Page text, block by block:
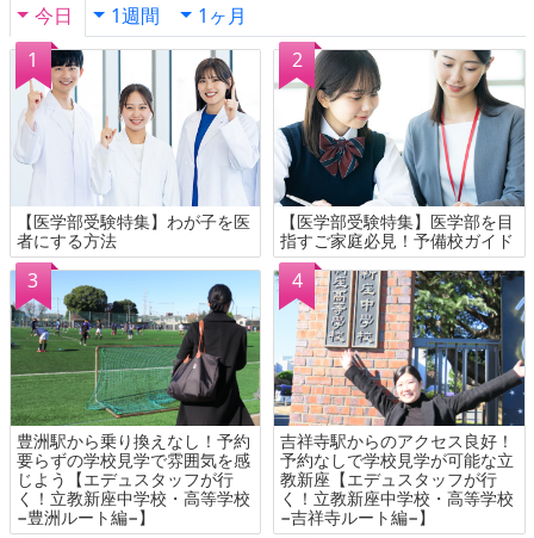
今日
1週間 1ヶ月
【医学部受験特集】わが子を医
者にする方法
【医学部受験特集】医学部を目
指すご家庭必見！予備校ガイド
豊洲駅から乗り換えなし！予約
要らずの学校見学で雰囲気を感
じよう【エデュスタッフが行
く！立教新座中学校・高等学校
−豊洲ルート編−】
吉祥寺駅からのアクセス良好！
予約なしで学校見学が可能な立
教新座【エデュスタッフが行
く！立教新座中学校・高等学校
−吉祥寺ルート編−】